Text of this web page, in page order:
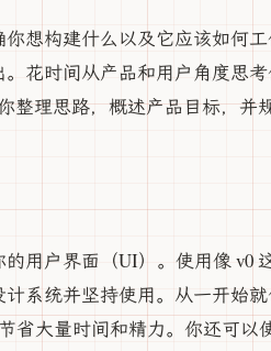
想构建什么以及它应该如何
花时间从产品和用户角度思考
整理思路，概述产品目标，
用户界面（UI）。使用像 v0
系统并坚持使用。从一开始
省大量时间和精力。你还可以